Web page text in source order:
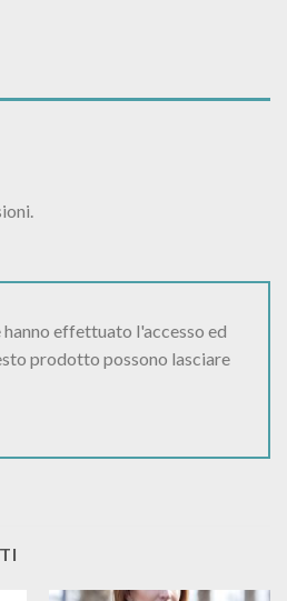
effettuato l'accesso ed
prodotto possono lasciare